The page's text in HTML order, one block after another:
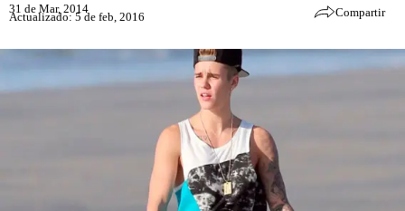
31 de Mar, 2014
Actualizado: 5 de feb, 2016 Compartir